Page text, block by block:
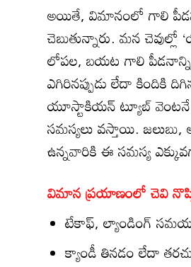
అయితే, విమానంలో గాలి
చెబుతున్నారు. మన
లోపల, బయట గాలి పీడనాన్ని
ఎగిరినప్పుడు లేదా కిందికి
యూస్టాకియన్ ట్యూబ్ వెంటనే
సమస్యలు వస్తాయి. జలుబు,
ఉన్నవారికి ఈ సమస్య
విమాన ప్రయాణంలో చెవి
టేకాఫ్, ల్యాండింగ్
క్యాండీ తినడం లేదా